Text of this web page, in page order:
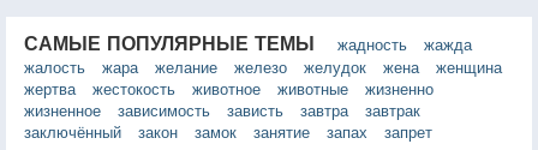
САМЫЕ ПОПУЛЯРНЫЕ ТЕМЫ жадность
жажда
жалость
жара желание железо желудок жена
женщина
жертва
жестокость животное животные
жизненно
жизненное
зависимость зависть завтра
завтрак
заключённый
закон замок занятие запах
запрет